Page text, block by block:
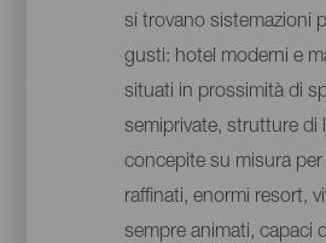
si trovano sistemazioni
gusti: hotel moderni e
situati in prossimità di
semiprivate, strutture di
concepite su misura per
raffinati, enormi resort,
sempre animati, capaci